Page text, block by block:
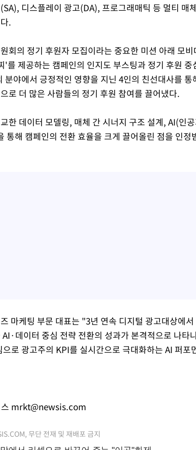
디스플레이 광고(DA), 프로그래매틱 등 멀티 매
.
회의 정기 후원자 모집이라는 중요한 미션 아래 모
'를 제공하는 캠페인의 인지도 부스팅과 정기 후원
분야에서 긍정적인 영향을 지닌 4인의 친선대사를
로 더 많은 사람들의 정기 후원 참여를 끌어냈다.
한 데이터 모델링, 매체 간 시너지 구조 설계, AI(인
통해 캠페인의 전환 효율을 크게 끌어올린 점을 인정
마케팅 부문 대표는 "3년 연속 디지털 광고대상에
데이터 중심 전략 전환의 성과가 본격적으로 나타
로 광고주의 KPI를 실시간으로 극대화하는 AI 퍼포
mrkt@newsis.com
무단 전재 및 재배포 금지